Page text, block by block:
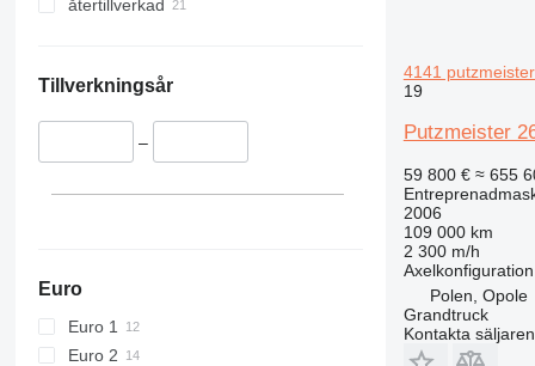
426
434
återtillverkad
Tillverkningsår
–
Euro
Euro 1
Euro 2
4141
19
Putzmeister
59 800 € ≈ 655
2006
109 000 km
2 300 m/h
Axelkonfiguration
Polen, Opole
Grandtruck
Kontakta säljaren